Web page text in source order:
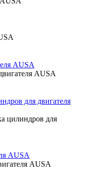
AUSA
AUSA
для двигателя
цилиндров для
AUSA
AUSA